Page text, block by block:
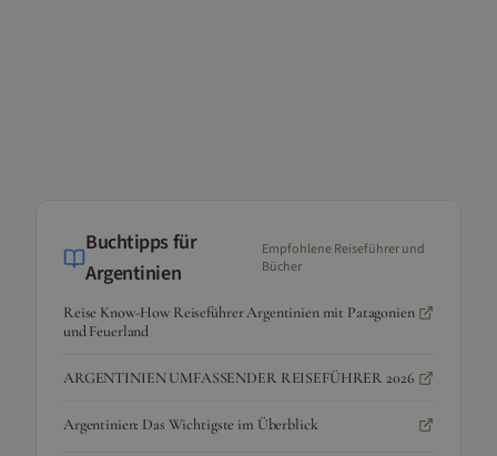
Buchtipps für
Argentinien
Empfohlene Reiseführer und
Bücher
Reise Know-How Reiseführer Argentinien mit Patagonien
und Feuerland
ARGENTINIEN UMFASSENDER REISEFÜHRER 2026
Argentinien: Das Wichtigste im Überblick